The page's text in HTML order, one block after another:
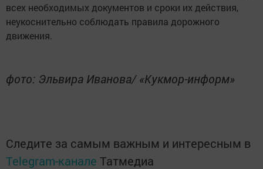
всех необходимых документов и сроки их действия,
неукоснительно соблюдать правила дорожного
движения.
фото: Эльвира Иванова/ «Кукмор-информ»
Следите за самым важным и интересным в
Telegram-канале Татмедиа